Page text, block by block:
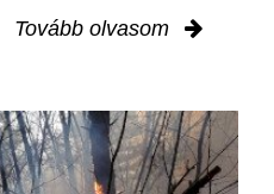
Tovább olvasom